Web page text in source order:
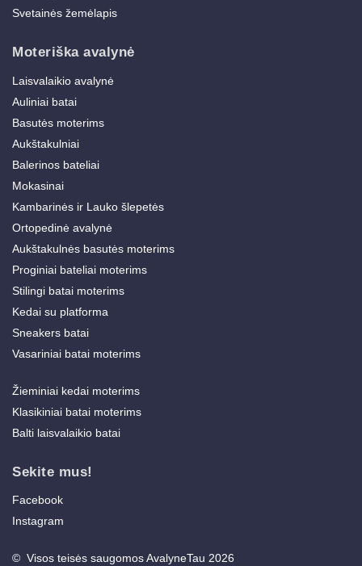
Svetainės žemėlapis
Moteriška avalynė
Laisvalaikio avalynė
Auliniai batai
Basutės moterims
Aukštakulniai
Balerinos bateliai
Mokasinai
Kambarinės ir Lauko šlepetės
Ortopedinė avalynė
Aukštakulnės basutės moterims
Proginiai bateliai moterims
Stilingi batai moterims
Kedai su platforma
Sneakers batai
Vasariniai batai moterims
Žieminiai kedai moterims
Klasikiniai batai moterims
Balti laisvalaikio batai
Sekite mus!
Facebook
Instagram
© Visos teisės saugomos AvalyneTau 2026